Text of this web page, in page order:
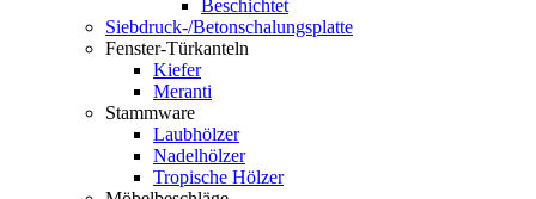
Beschichtet
Siebdruck-/Betonschalungsplatte
Fenster-Türkanteln
Kiefer
Meranti
Stammware
Laubhölzer
Nadelhölzer
Tropische Hölzer